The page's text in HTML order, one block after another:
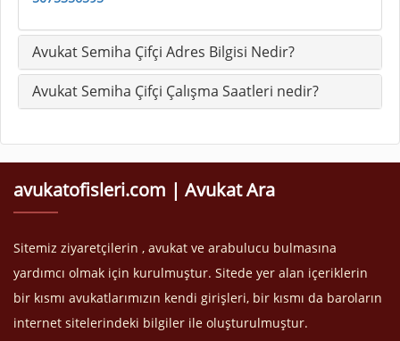
Avukat Semiha Çifçi Adres Bilgisi Nedir?
Avukat Semiha Çifçi Çalışma Saatleri nedir?
avukatofisleri.com | Avukat Ara
Sitemiz ziyaretçilerin , avukat ve arabulucu bulmasına
yardımcı olmak için kurulmuştur. Sitede yer alan içeriklerin
bir kısmı avukatlarımızın kendi girişleri, bir kısmı da baroların
internet sitelerindeki bilgiler ile oluşturulmuştur.